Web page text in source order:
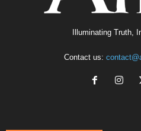
Illuminating Truth,
Contact us: